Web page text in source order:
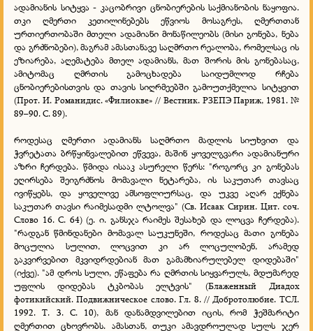
ადამიანის სიტყვა - კაცობრივი ცნობიერების საქმიანობის ნაყოფია.
თკი ღმერთი კეთილინებებს ეწვიოს მოსაგრეს, ღმერთთან
ურთიერთობაში მთელი ადამიანი მონაწილეობს (მისი გონება, ნება
და გრძნობები), მაგრამ ამასთანავე საღმრთო რეალობა, რომელსაც ის
ეზიარება, აღემატება მთელ ადამიანს, მათ შორის მის გონებასაც,
ამიტომაც ღმრთის გამოცხადება საიდუმლოდ რჩება
ცნობიერებისთვის და თავის სიღრმეებში გამოუთქმელია სიტყვით
(Прот. И. Романидис. «Филиокве» // Вестник. РЗЕПЭ Париж, 1981. №
89–90. С. 89).
როდესაც ღმერთი ადამიანს საღმრთო მადლის სიუხვით და
ჭვრეტათა ბრწყინვალებით ეწვევა, მაშინ ყოველგვარი ადამიანური
აზრი ჩერდება. წმიდა ისააკ ასურელი წერს: "როგორც კი გონებას
ეღირსება შეიგრძნოს მომავალი ნეტარება, ის საკუთარ თავსაც
ივიწყებს, და ყოველივე ამსოფლიურსაც, და უკვე აღარ ექნება
საკუთარ თავსი რაიმესადმი ლტოლვა" (Св. Исаак Сирин. Цит. соч.
Слово 16. С. 64) (ე. ი. განსჯა რაიმეს შესახებ და ლოცვა ჩერდება).
"რადგან წმინდანები მომავალ საუკუნეში, როდესაც მათი გონება
მოცულია სულით, ლოცვით კი არ ლოცულობენ, არამედ
გაკვირვებით მკვიდრდებიან მათ გამამხიარულებელ დიდებაში"
(იქვე). "ამ დროს სული, ეწაფება რა ღმრთის სიყვარულს, მდუმარედ
უფლის დიდებას ტკბობას ელტვის" (Блаженный Диадох
фотикийский. Подвижническое слово. Гл. 8. // Добротолюбие. ТСЛ.
1992. Т. 3. С. 10), მან დანამდვილებით იცის, რომ ჭეშმარიტი
ღმერთით ცხოვრობს. ამასთან, თუკი ამავდროულად სულს ჯერ